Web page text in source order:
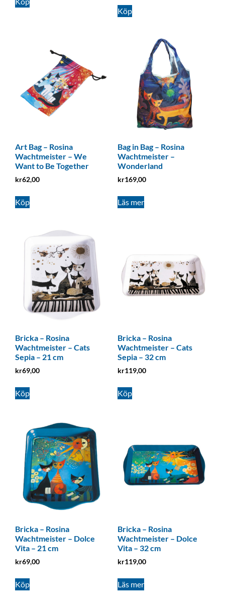
Köp
Art Bag – Rosina
Wachtmeister – We
Want to Be Together
kr62,00
Köp
Bag in Bag – Rosina
Wachtmeister –
Wonderland
kr169,00
Läs mer
Bricka – Rosina
Wachtmeister – Cats
Sepia – 21 cm
kr69,00
Köp
Bricka – Rosina
Wachtmeister – Cats
Sepia – 32 cm
kr119,00
Köp
Bricka – Rosina
Wachtmeister – Dolce
Vita – 21 cm
kr69,00
Köp
Bricka – Rosina
Wachtmeister – Dolce
Vita – 32 cm
kr119,00
Läs mer